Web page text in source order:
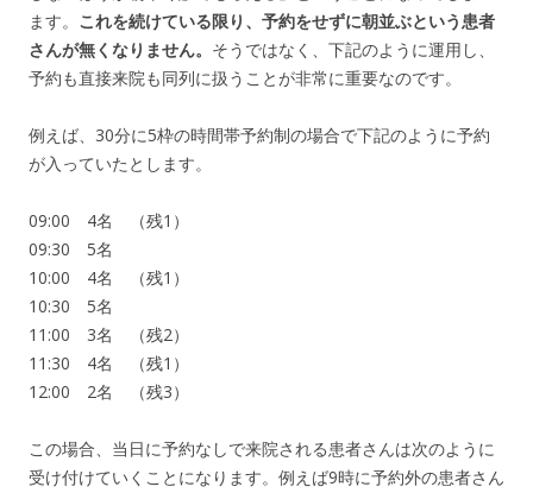
ます。 これを続けている限り、予約をせずに朝並ぶという患者
さんが無くなりません。 そうではなく、下記のように運用し、
予約も直接来院も同列に扱うことが非常に重要なのです。
例えば、30分に5枠の時間帯予約制の場合で下記のように予約
が入っていたとします。
09:00 4名 （残1）
09:30 5名
10:00 4名 （残1）
10:30 5名
11:00 3名 （残2）
11:30 4名 （残1）
12:00 2名 （残3）
この場合、当日に予約なしで来院される患者さんは次のように
受け付けていくことになります。例えば9時に予約外の患者さん